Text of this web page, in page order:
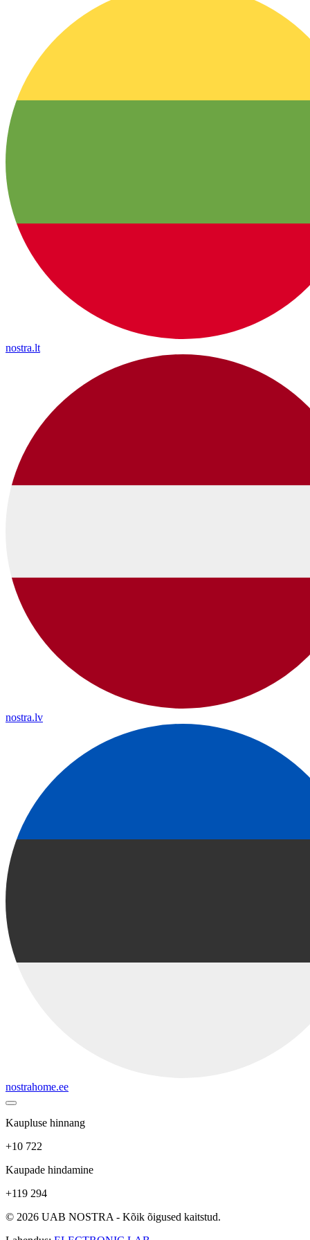
nostra.lt
nostra.lv
nostrahome.ee
Kaupluse hinnang
+10 722
Kaupade hindamine
+119 294
© 2026 UAB NOSTRA - Kõik õigused kaitstud.